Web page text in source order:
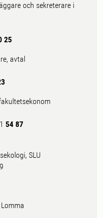
och sekreterare i
25
avtal
54 87
SLU